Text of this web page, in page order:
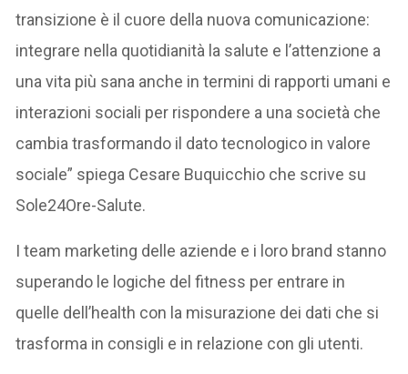
transizione è il cuore della nuova comunicazione:
integrare nella quotidianità la salute e l’attenzione a
una vita più sana anche in termini di rapporti umani e
interazioni sociali per rispondere a una società che
cambia trasformando il dato tecnologico in valore
sociale” spiega Cesare Buquicchio che scrive su
Sole24Ore-Salute.
I team marketing delle aziende e i loro brand stanno
superando le logiche del fitness per entrare in
quelle dell’health con la misurazione dei dati che si
trasforma in consigli e in relazione con gli utenti.